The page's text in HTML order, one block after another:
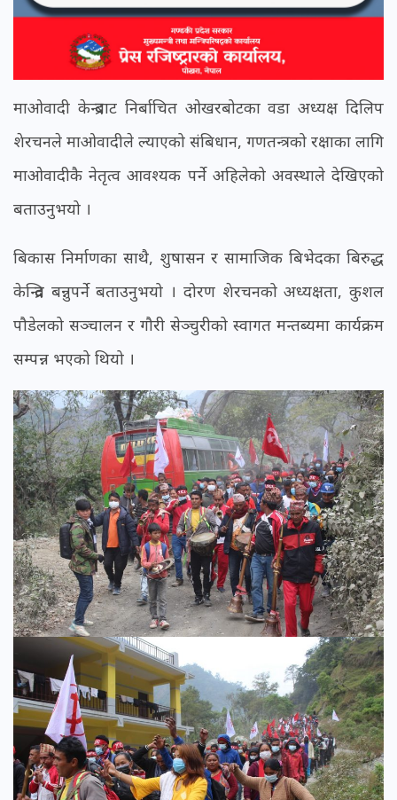
माओवादी केन्द्रबाट निर्बाचित ओखरबोटका वडा अध्यक्ष दिलिप
शेरचनले माओवादीले ल्याएको संबिधान, गणतन्त्रको रक्षाका लागि
माओवादीकै नेतृत्व आवश्यक पर्ने अहिलेको अवस्थाले देखिएको
बताउनुभयो ।
बिकास निर्माणका साथै, शुषासन र सामाजिक बिभेदका बिरुद्ध
केन्द्रित बन्नुपर्ने बताउनुभयो । दोरण शेरचनको अध्यक्षता, कुशल
पौडेलको सञ्चालन र गौरी सेञ्चुरीको स्वागत मन्तब्यमा कार्यक्रम
सम्पन्न भएको थियो ।